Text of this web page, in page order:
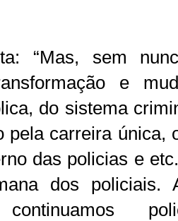
“Mas, sem
e
do sistema
pela carreira única,
das policias e
dos policiais.